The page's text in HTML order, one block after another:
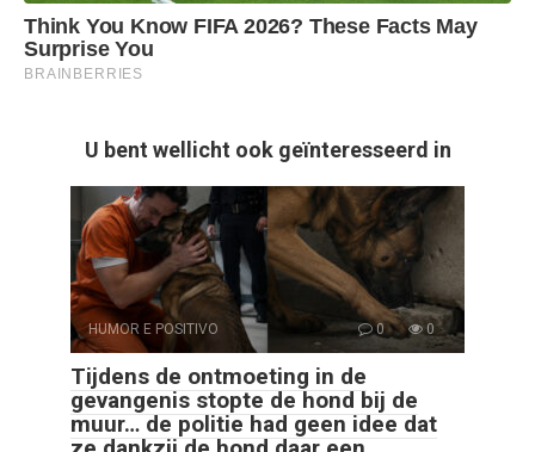
U bent wellicht ook geïnteresseerd in
HUMOR E POSITIVO 0 0
Tijdens de ontmoeting in de
gevangenis stopte de hond bij de
muur… de politie had geen idee dat